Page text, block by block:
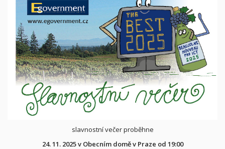
slavnostní večer proběhne
24. 11. 2025 v Obecním domě v Praze od 19:00